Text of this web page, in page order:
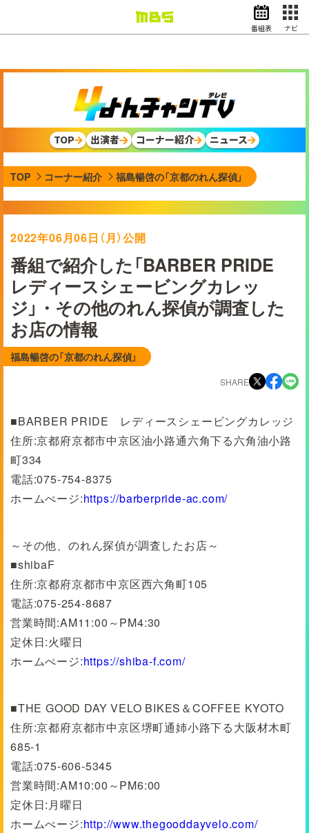
ドラマ
スポーツ
動画イズム ニュース
天気・防災 イベント
映画 アナウンサー
グッズ
EN 検索 番組表
番組表 ナビ
TOP 出演者 コーナー紹介 ニュース
TOP コーナー紹介 福島暢啓の「京都のれん探偵」
2022年06月06日（月）公開
番組で紹介した「BARBER PRIDE
レディースシェービングカレッ
ジ」・その他のれん探偵が調査した
お店の情報
福島暢啓の「京都のれん探偵」
SHARE
■BARBER PRIDE レディースシェービングカレッジ
住所:京都府京都市中京区油小路通六角下る六角油小路
町334
電話:075-754-8375
ホームぺージ:https://barberpride-ac.com/
～その他、のれん探偵が調査したお店～
■shibaF
住所:京都府京都市中京区西六角町105
電話:075-254-8687
営業時間:AM11:00～PM4:30
定休日:火曜日
ホームぺージ:https://shiba-f.com/
■THE GOOD DAY VELO BIKES＆COFFEE KYOTO
住所:京都府京都市中京区堺町通姉小路下る大阪材木町
685-1
電話:075-606-5345
営業時間:AM10:00～PM6:00
定休日:月曜日
ホームぺージ:http://www.thegooddayvelo.com/